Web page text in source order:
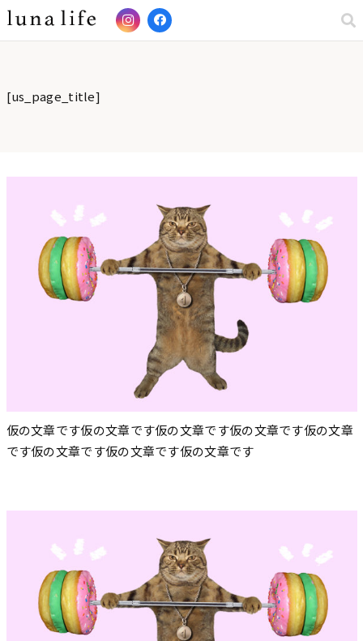
[us_page_title]
仮の文章です仮の文章です仮の文章です仮の文章です仮の文章
です仮の文章です仮の文章です仮の文章です